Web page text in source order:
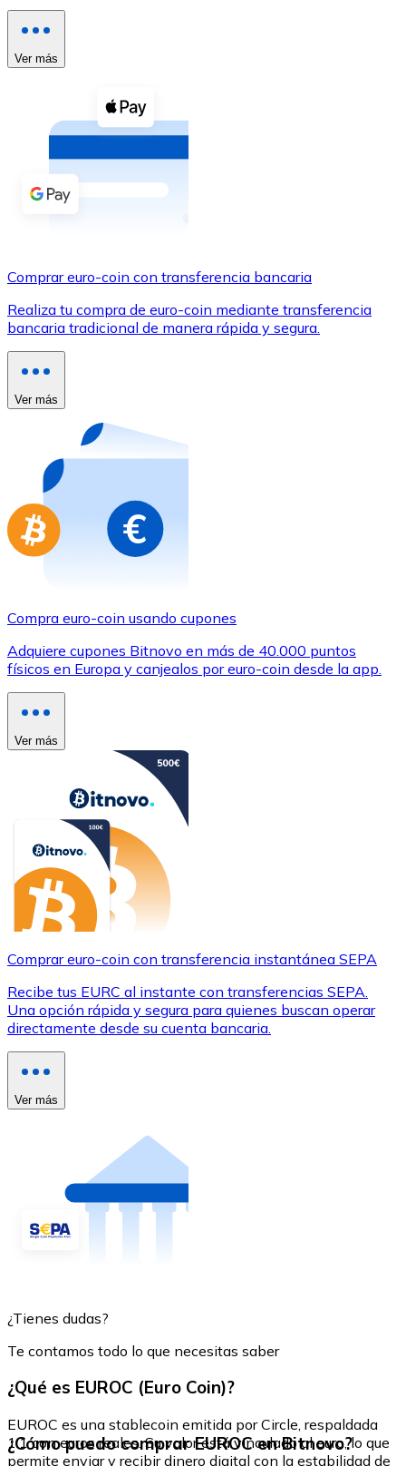
Ver todo
Compra criptomonedas con efectivo en tu tienda más
Comprar con efectivo
Transferencia SEPA
Utiliza tarjetas Visa y Mastercard para comprar
Comprar con tarjeta
Compra tarjetas regalo de tus marcas favoritas con
Ir a la tienda de tarjetas regalo
Ver más
Comprar euro-coin con transferencia bancaria
Realiza tu compra de euro-coin mediante transferencia
bancaria tradicional de manera rápida y segura.
Ver más
Compra euro-coin usando cupones
Adquiere cupones Bitnovo en más de 40.000 puntos
físicos en Europa y canjealos por euro-coin desde la app.
Ver más
Comprar euro-coin con transferencia instantánea SEPA
Recibe tus EURC al instante con transferencias SEPA.
Una opción rápida y segura para quienes buscan operar
directamente desde su cuenta bancaria.
Ver más
¿Tienes dudas?
Te contamos todo lo que necesitas saber
¿Qué es EUROC (Euro Coin)?
EUROC es una stablecoin emitida por Circle, respaldada
1:1 con euros reales. Su valor está vinculado al euro, lo que
permite enviar y recibir dinero digital con la estabilidad de
¿Cómo puedo comprar EUROC en Bitnovo?